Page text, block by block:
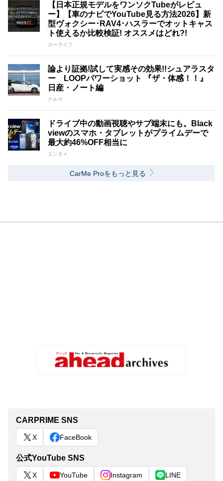
【日本正規モデルをワンソクTubeがレビュ
ー】【車のナビでYouTube見る方法2026】新
型ヴォクシー･RAV4･ハスラーでオットキャス
ト使えるか比較検証! オススメはどれ?!
カーライフ
論より証拠!試して実感その効果!!シュアラスタ
ー LOOPパワーショット 『ザ・体感！！』
日産・ノート編
クルマ
ドライブ中の動画視聴やサブ端末にも。Black
viewのスマホ・タブレットがプライムデーで
最大約46%OFF相当に
エンタメ
CarMe Proをもっと見る
CARPRIME SNS
X FaceBook
公式YouTube SNS
X YouTube Instagram LINE